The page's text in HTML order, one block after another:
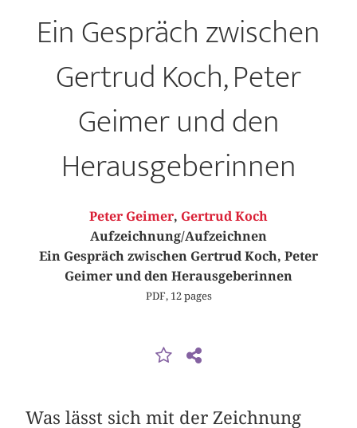
Ein Gespräch zwischen
Gertrud Koch, Peter
Geimer und den
Herausgeberinnen
Peter Geimer, Gertrud Koch
Aufzeichnung/Aufzeichnen
Ein Gespräch zwischen Gertrud Koch, Peter
Geimer und den Herausgeberinnen
PDF, 12 pages
Was lässt sich mit der Zeichnung